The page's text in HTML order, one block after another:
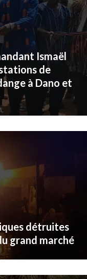
Ismaël
de
à Dano et
détruites
grand marché